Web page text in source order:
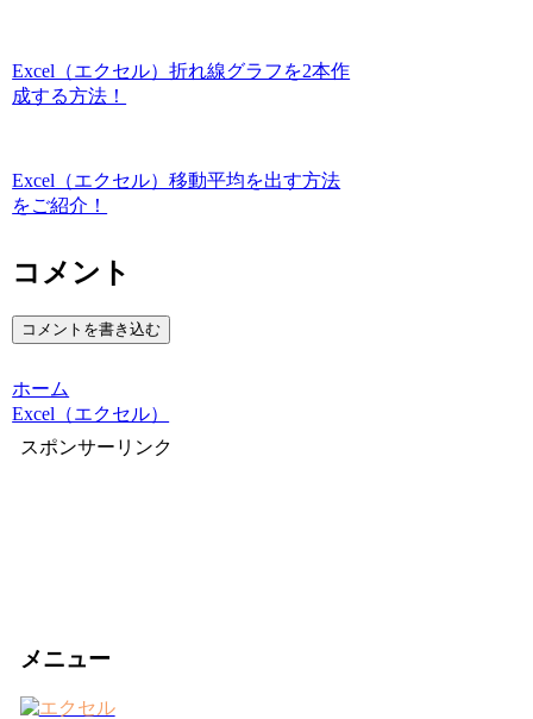
Excel（エクセル）折れ線グラフを2本作
成する方法！
Excel（エクセル）移動平均を出す方法
をご紹介！
コメント
コメントを書き込む
ホーム
Excel（エクセル）
スポンサーリンク
メニュー